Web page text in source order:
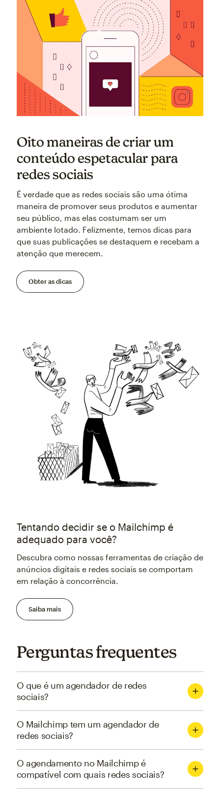
Oito maneiras de criar um
conteúdo espetacular para
redes sociais
É verdade que as redes sociais são uma ótima
maneira de promover seus produtos e aumentar
seu público, mas elas costumam ser um
ambiente lotado. Felizmente, temos dicas para
que suas publicações se destaquem e recebam a
atenção que merecem.
Obter as dicas
Tentando decidir se o Mailchimp é
adequado para você?
Descubra como nossas ferramentas de criação de
anúncios digitais e redes sociais se comportam
em relação à concorrência.
Saiba mais
Perguntas frequentes
O que é um agendador de redes
sociais?
O Mailchimp tem um agendador de
redes sociais?
O agendamento no Mailchimp é
compatível com quais redes sociais?